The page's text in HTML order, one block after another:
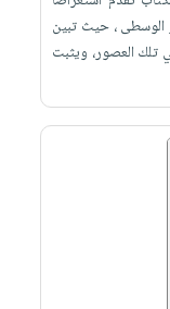
الوسطى ، حيث تبين
تلك العصور، ويثبت